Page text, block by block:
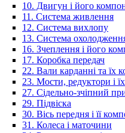
10. Двигун і його
11. Система живлення
12. Система вихлопу
13. Система
16. Зчеплення і його
17. Коробка передач
22. Вали карданні та їх
23. Мости, редуктори і
27. Сідельно-зчіпний
29. Підвіска
30. Вісь передня і її
31. Колеса і маточини